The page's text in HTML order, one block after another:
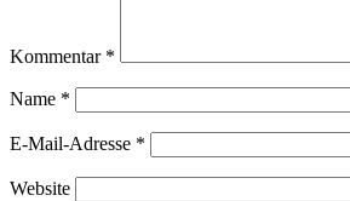
Kommentar *
Name *
E-Mail-Adresse *
Website